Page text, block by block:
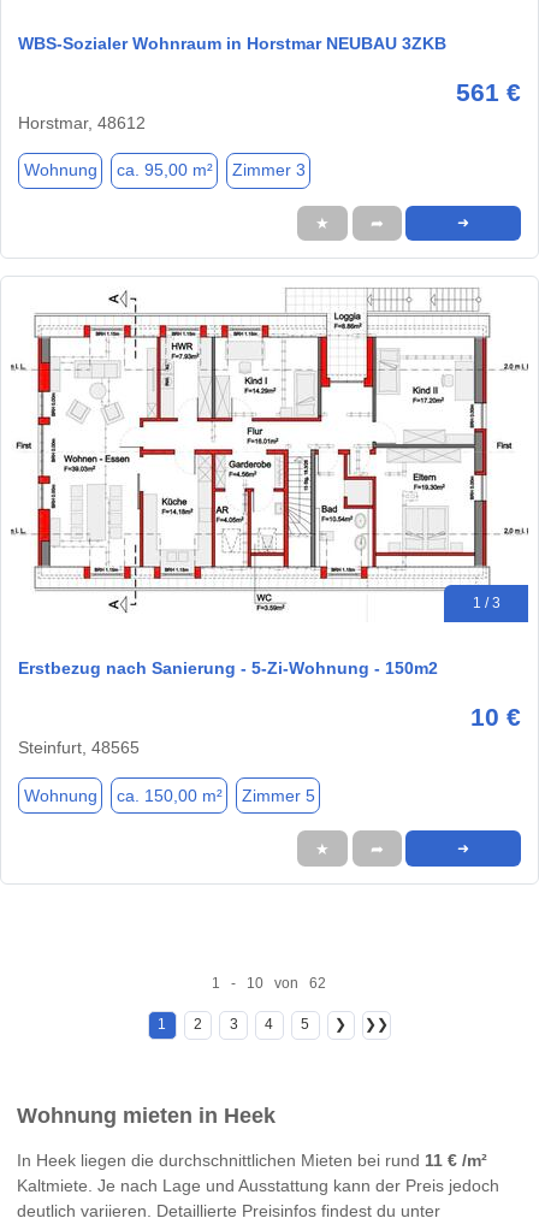
WBS-Sozialer Wohnraum in Horstmar NEUBAU 3ZKB
561 €
Horstmar, 48612
Wohnung ca. 95,00 m² Zimmer 3
★ ➦ ➜
1 / 3
Erstbezug nach Sanierung - 5-Zi-Wohnung - 150m2
10 €
Steinfurt, 48565
Wohnung ca. 150,00 m² Zimmer 5
★ ➦ ➜
1 - 10 von 62
1 2 3 4 5 ❯ ❯❯
Wohnung mieten in Heek
In Heek liegen die durchschnittlichen Mieten bei rund 11 € /m²
Kaltmiete. Je nach Lage und Ausstattung kann der Preis jedoch
deutlich variieren. Detaillierte Preisinfos findest du unter